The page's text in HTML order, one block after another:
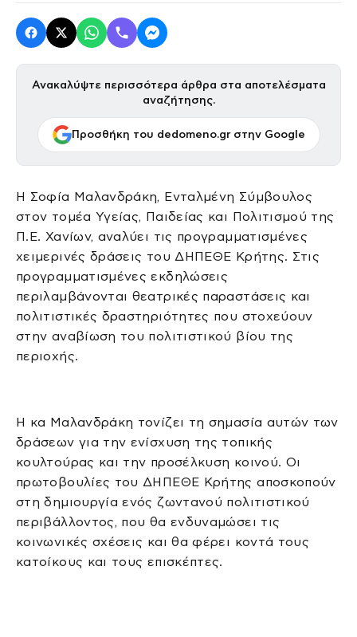
Ανακαλύψτε περισσότερα άρθρα στα αποτελέσματα
αναζήτησης.
Προσθήκη του dedomeno.gr στην Google
Η Σοφία Μαλανδράκη, Ενταλμένη Σύμβουλος
στον τομέα Υγείας, Παιδείας και Πολιτισμού της
Π.Ε. Χανίων, αναλύει τις προγραμματισμένες
χειμερινές δράσεις του ΔΗΠΕΘΕ Κρήτης. Στις
προγραμματισμένες εκδηλώσεις
περιλαμβάνονται θεατρικές παραστάσεις και
πολιτιστικές δραστηριότητες που στοχεύουν
στην αναβίωση του πολιτιστικού βίου της
περιοχής.
Η κα Μαλανδράκη τονίζει τη σημασία αυτών των
δράσεων για την ενίσχυση της τοπικής
κουλτούρας και την προσέλκυση κοινού. Οι
πρωτοβουλίες του ΔΗΠΕΘΕ Κρήτης αποσκοπούν
στη δημιουργία ενός ζωντανού πολιτιστικού
περιβάλλοντος, που θα ενδυναμώσει τις
κοινωνικές σχέσεις και θα φέρει κοντά τους
κατοίκους και τους επισκέπτες.